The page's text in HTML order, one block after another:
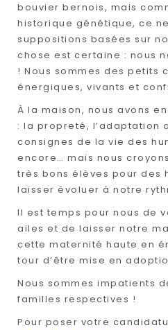
bouvier bernois, mais
historique génétique, ce
suppositions basées sur
chose est certaine : nous
! Nous sommes des petits
énergiques, vivants et
À la maison, nous avons
: la propreté, l’adaptation
consignes de la vie des
encore… mais nous
très bons élèves pour des
laisser évoluer à notre
Il est temps pour nous de
ailes et de laisser notre
cette maternité haute en
tour d’être mise en
Nous sommes impatients
familles respectives !
Pour poser votre